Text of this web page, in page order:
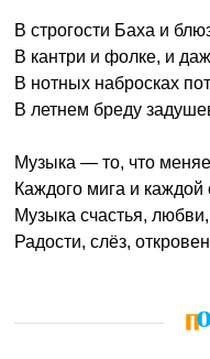
В строгости Баха и
В кантри и фолке, и
В нотных набросках
В летнем бреду
Музыка — то, что
Каждого мига и каждой
Музыка счастья,
Радости, слёз,